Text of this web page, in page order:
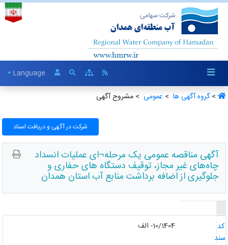
Language
>گروه آگهی ها ‏>عمومی ‏> مشروح آگهی
شرکت در آگهی و دریافت اسناد
آگهی مناقصه عمومی یک مرحله¬ای عملیات انسداد
چاه‌های غیر مجاز، توقیف دستگاه های حفاری و
جلوگیری از اضافه برداشت منابع آب استان همدان
10/1404- الف